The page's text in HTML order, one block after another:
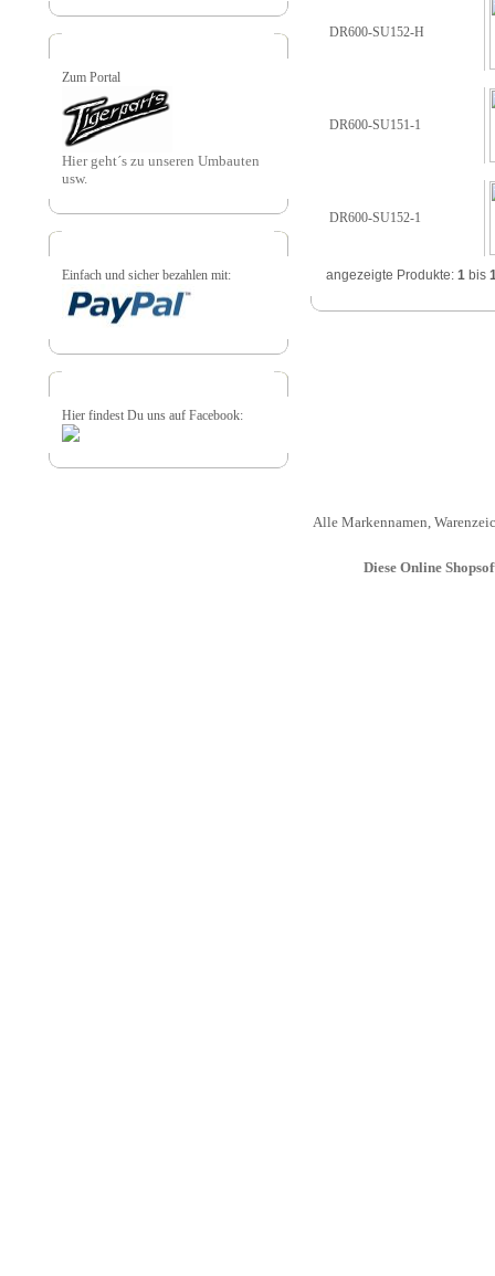
Zum Portal
Hier geht´s zu unseren Umbauten
usw.
Einfach und sicher bezahlen mit:
Hier findest Du uns auf Facebook:
DR600-SU152-H
DR600-SU151-1
DR600-SU152-1
angezeigte Produkte: 1 bis
Alle Markennamen,
Diese Online